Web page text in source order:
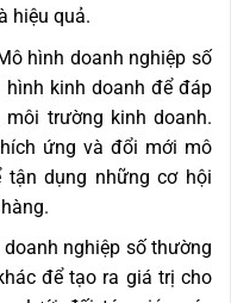
hiệu quả.
hình doanh nghiệp số
kinh doanh để đáp
trường kinh doanh.
ứng và đổi mới mô
tận dụng những cơ hội
doanh nghiệp số thường
để tạo ra giá trị cho